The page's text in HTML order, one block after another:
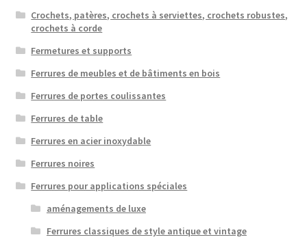
Crochets, patères, crochets à serviettes, crochets robustes,
crochets à corde
Fermetures et supports
Ferrures de meubles et de bâtiments en bois
Ferrures de portes coulissantes
Ferrures de table
Ferrures en acier inoxydable
Ferrures noires
Ferrures pour applications spéciales
aménagements de luxe
Ferrures classiques de style antique et vintage